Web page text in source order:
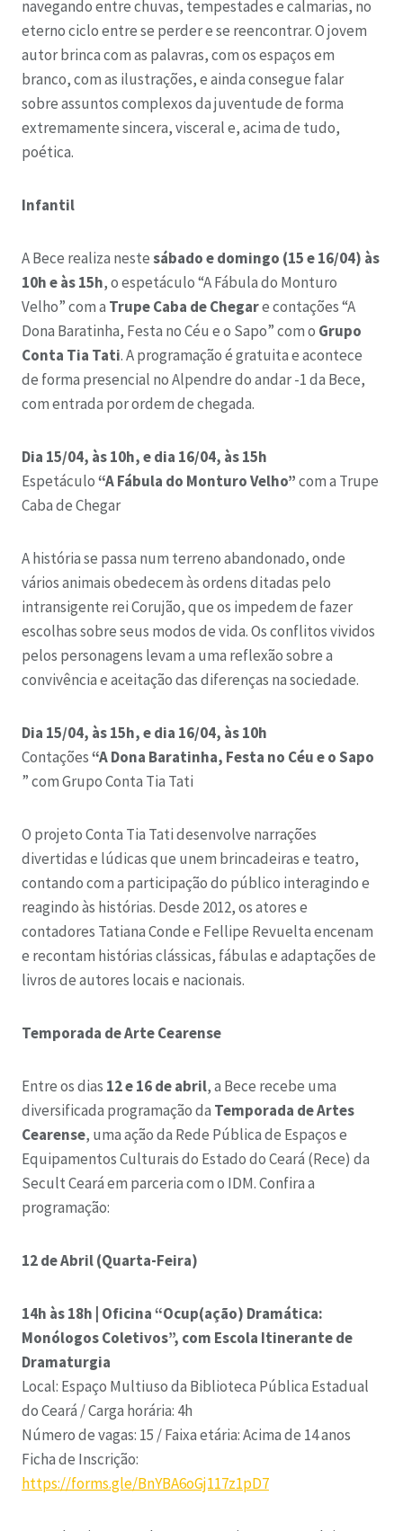
navegando entre chuvas, tempestades e calmarias, no
eterno ciclo entre se perder e se reencontrar. O jovem
autor brinca com as palavras, com os espaços em
branco, com as ilustrações, e ainda consegue falar
sobre assuntos complexos da juventude de forma
extremamente sincera, visceral e, acima de tudo,
poética.
Infantil
A Bece realiza nestesábado e domingo (15 e 16/04) às
10h e às 15h, o espetáculo “A Fábula do Monturo
Velho” com a Trupe Caba de Chegare contações “A
Dona Baratinha, Festa no Céu e o Sapo” com o Grupo
Conta Tia Tati. A programação é gratuita e acontece
de forma presencial no Alpendre do andar -1 da Bece,
com entrada por ordem de chegada.
Dia 15/04, às 10h, e dia 16/04, às 15h
Espetáculo“A Fábula do Monturo Velho”com a Trupe
Caba de Chegar
A história se passa num terreno abandonado, onde
vários animais obedecem às ordens ditadas pelo
intransigente rei Corujão, que os impedem de fazer
escolhas sobre seus modos de vida. Os conflitos vividos
pelos personagens levam a uma reflexão sobre a
convivência e aceitação das diferenças na sociedade.
Dia 15/04, às 15h, e dia 16/04, às 10h
Contações“A Dona Baratinha, Festa no Céu e o Sapo
” com Grupo Conta Tia Tati
O projeto Conta Tia Tati desenvolve narrações
divertidas e lúdicas que unem brincadeiras e teatro,
contando com a participação do público interagindo e
reagindo às histórias. Desde 2012, os atores e
contadores Tatiana Conde e Fellipe Revuelta encenam
e recontam histórias clássicas, fábulas e adaptações de
livros de autores locais e nacionais.
Temporada de Arte Cearense
Entre os dias 12 e 16 de abril, a Bece recebe uma
diversificada programação da Temporada de Artes
Cearense, uma ação da Rede Pública de Espaços e
Equipamentos Culturais do Estado do Ceará (Rece) da
Secult Ceará em parceria com o IDM. Confira a
programação:
12 de Abril (Quarta-Feira)
14h às 18h | Oficina “Ocup(ação) Dramática:
Monólogos Coletivos”, com Escola Itinerante de
Dramaturgia
Local: Espaço Multiuso da Biblioteca Pública Estadual
do Ceará / Carga horária: 4h
Número de vagas: 15 / Faixa etária: Acima de 14 anos
Ficha de Inscrição:
https://forms.gle/BnYBA6oGj117z1pD7